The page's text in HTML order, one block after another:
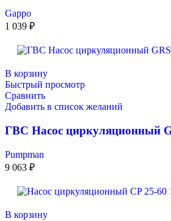
Gappo
1 039 ₽
В корзину
Быстрый просмотр
Сравнить
Добавить в список желаний
ГВС Насос циркуляционный
Pumpman
9 063 ₽
В корзину